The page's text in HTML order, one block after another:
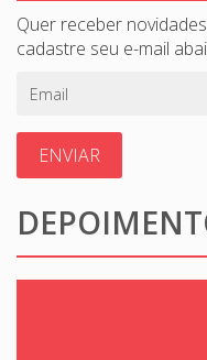
Quer receber
cadastre seu e-mail
ENVIAR